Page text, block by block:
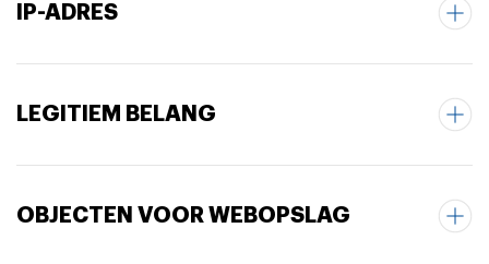
IP-ADRES
LEGITIEM BELANG
OBJECTEN VOOR WEBOPSLAG